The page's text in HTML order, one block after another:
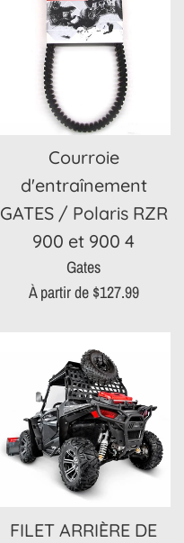
Courroie
d'entraînement
GATES / Polaris RZR
900 et 900 4
Gates
À partir de $127.99
FILET ARRIÈRE DE